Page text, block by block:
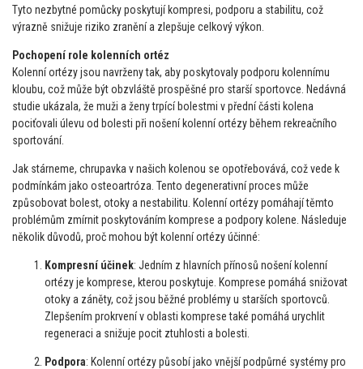
Tyto nezbytné pomůcky poskytují kompresi, podporu a stabilitu, což
výrazně snižuje riziko zranění a zlepšuje celkový výkon.
Pochopení role kolenních ortéz
Kolenní ortézy jsou navrženy tak, aby poskytovaly podporu kolennímu
kloubu, což může být obzvláště prospěšné pro starší sportovce. Nedávná
studie ukázala, že muži a ženy trpící bolestmi v přední části kolena
pociťovali úlevu od bolesti při nošení kolenní ortézy během rekreačního
sportování.
Jak stárneme, chrupavka v našich kolenou se opotřebovává, což vede k
podmínkám jako osteoartróza. Tento degenerativní proces může
způsobovat bolest, otoky a nestabilitu. Kolenní ortézy pomáhají těmto
problémům zmírnit poskytováním komprese a podpory kolene. Následuje
několik důvodů, proč mohou být kolenní ortézy účinné:
Kompresní účinek: Jedním z hlavních přínosů nošení kolenní
ortézy je komprese, kterou poskytuje. Komprese pomáhá snižovat
otoky a záněty, což jsou běžné problémy u starších sportovců.
Zlepšením prokrvení v oblasti komprese také pomáhá urychlit
regeneraci a snižuje pocit ztuhlosti a bolesti.
Podpora: Kolenní ortézy působí jako vnější podpůrné systémy pro